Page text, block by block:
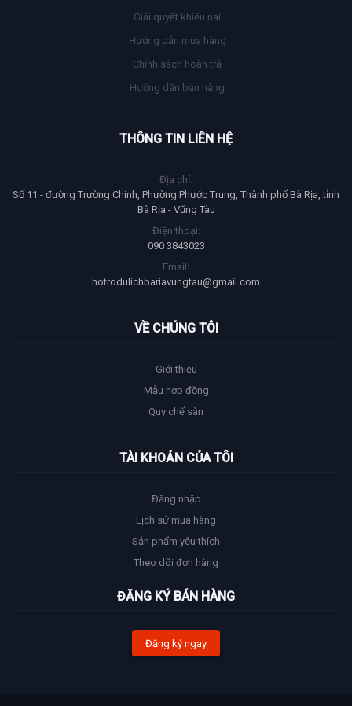
Giải quyết khiếu nai
Hướng dẫn mua hàng
Chính sách hoàn trả
Hướng dẫn bán hàng
THÔNG TIN LIÊN HỆ
Địa chỉ:
Số 11 - đường Trường Chinh, Phường Phước Trung, Thành phố Bà Rịa, tỉnh
Bà Rịa - Vũng Tàu
Điện thoại:
090 3843023
Email:
hotrodulichbariavungtau@gmail.com
VỀ CHÚNG TÔI
Giới thiệu
Mẫu hợp đồng
Quy chế sàn
TÀI KHOẢN CỦA TÔI
Đăng nhập
Lịch sử mua hàng
Sản phẩm yêu thích
Theo dõi đơn hàng
ĐĂNG KÝ BÁN HÀNG
Đăng ký ngay